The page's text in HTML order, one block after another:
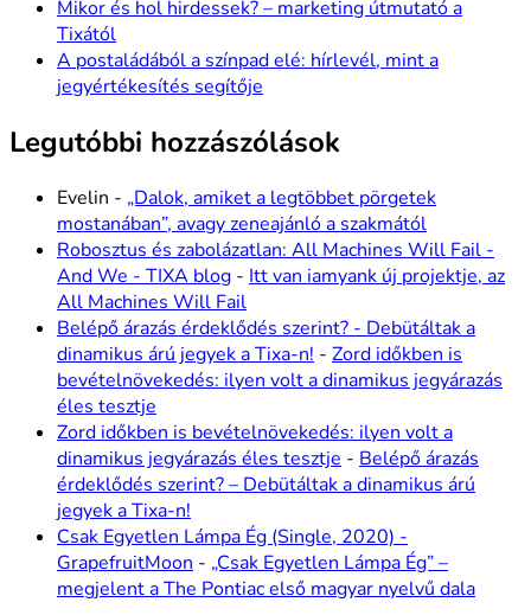
Mikor és hol hirdessek? – marketing útmutató a
Tixától
A postaládából a színpad elé: hírlevél, mint a
jegyértékesítés segítője
Legutóbbi hozzászólások
Evelin - „Dalok, amiket a legtöbbet pörgetek
mostanában”, avagy zeneajánló a szakmától
Robosztus és zabolázatlan: All Machines Will Fail -
And We - TIXA blog - Itt van iamyank új projektje, az
All Machines Will Fail
Belépő árazás érdeklődés szerint? - Debütáltak a
dinamikus árú jegyek a Tixa-n! - Zord időkben is
bevételnövekedés: ilyen volt a dinamikus jegyárazás
éles tesztje
Zord időkben is bevételnövekedés: ilyen volt a
dinamikus jegyárazás éles tesztje - Belépő árazás
érdeklődés szerint? – Debütáltak a dinamikus árú
jegyek a Tixa-n!
Csak Egyetlen Lámpa Ég (Single, 2020) -
GrapefruitMoon - „Csak Egyetlen Lámpa Ég” –
megjelent a The Pontiac első magyar nyelvű dala